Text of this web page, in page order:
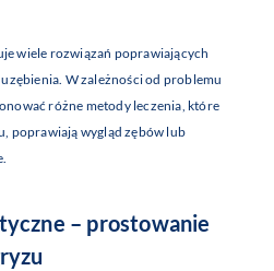
wiele rozwiązań poprawiających
uzębienia. W zależności od problemu
różne metody leczenia, które
poprawiają wygląd zębów lub
– prostowanie